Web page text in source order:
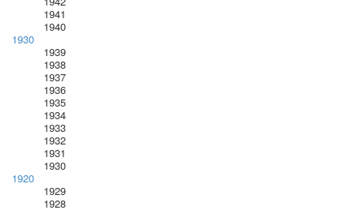
1941
1940
1930
1939
1938
1937
1936
1935
1934
1933
1932
1931
1930
1920
1929
1928